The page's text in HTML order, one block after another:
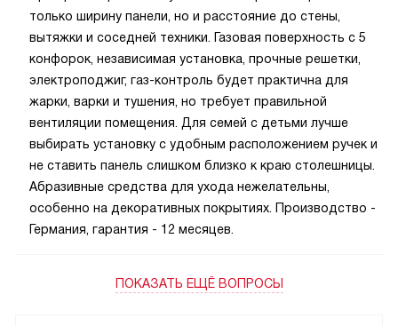
только ширину панели, но и расстояние до стены,
вытяжки и соседней техники. Газовая поверхность с 5
конфорок, независимая установка, прочные решетки,
электроподжиг, газ-контроль будет практична для
жарки, варки и тушения, но требует правильной
вентиляции помещения. Для семей с детьми лучше
выбирать установку с удобным расположением ручек и
не ставить панель слишком близко к краю столешницы.
Абразивные средства для ухода нежелательны,
особенно на декоративных покрытиях. Производство -
Германия, гарантия - 12 месяцев.
ПОКАЗАТЬ ЕЩЁ ВОПРОСЫ